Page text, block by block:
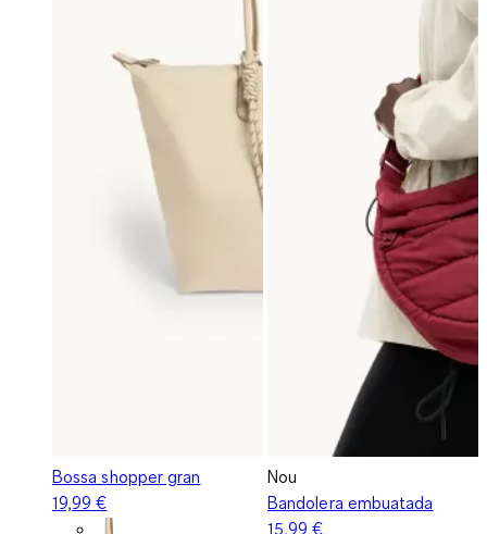
Bossa shopper gran
19,99 €
Nou
Bandolera embuatada
15,99 €